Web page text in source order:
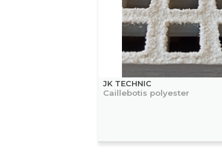
JK TECHNIC
Caillebotis polyester